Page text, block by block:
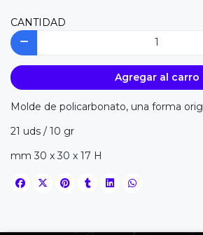
CANTIDAD
Agregar al carro
Molde de policarbonato, una forma
21 uds / 10 gr
mm 30 x 30 x 17 H